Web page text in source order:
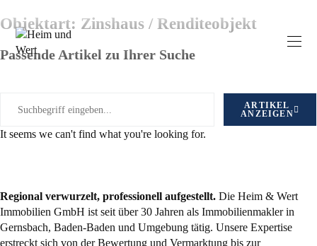
Objektart: Zinshaus / Renditeobjekt
Passende Artikel zu Ihrer Suche
ARTIKEL
ANZEIGEN
It seems we can't find what you're looking for.
Regional verwurzelt, professionell aufgestellt. Die Heim & Wert
Immobilien GmbH ist seit über 30 Jahren als Immobilienmaklerin
Gernsbach, Baden-Baden und Umgebung tätig. Unsere Expertise
erstreckt sich von der Bewertung und Vermarktung bis zur